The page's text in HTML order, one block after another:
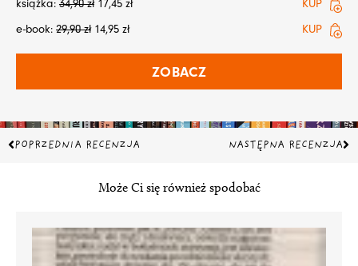
książka: 34,90zł 17,45 zł
KUP
e-book: 29,90zł 14,95 zł KUP
ZOBACZ
Prev
POPRZEDNIA RECENZJA NASTĘPNA RECENZJA
Może Ci się również spodobać